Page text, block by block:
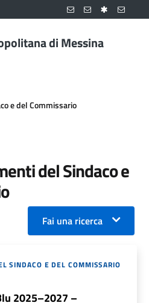
di Messina
e del Commissario
del Sindaco e
Fai una ricerca
SINDACO E DEL COMMISSARIO
2025–2027 –